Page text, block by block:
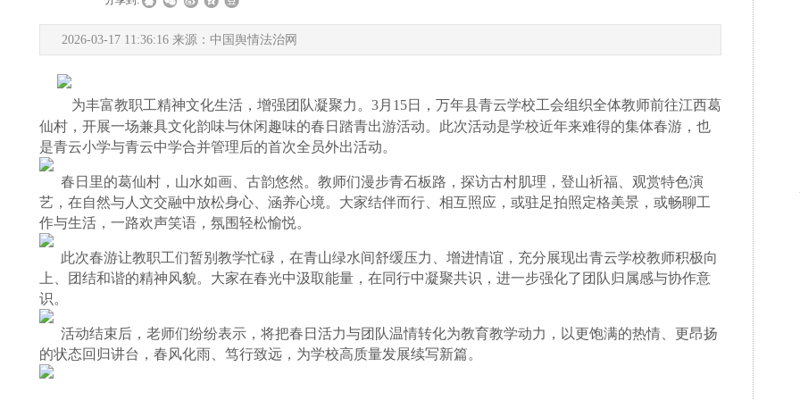
2026-03-17 11:36:16 来源：中国舆情法治网
为丰富教职工精神文化生活，增强团队凝聚力。3月15日，万年县青云学校工会组织全体教师前往江西葛
仙村，开展一场兼具文化韵味与休闲趣味的春日踏青出游活动。此次活动是学校近年来难得的集体春游，也
是青云小学与青云中学合并管理后的首次全员外出活动。
春日里的葛仙村，山水如画、古韵悠然。教师们漫步青石板路，探访古村肌理，登山祈福、观赏特色演
艺，在自然与人文交融中放松身心、涵养心境。大家结伴而行、相互照应，或驻足拍照定格美景，或畅聊工
作与生活，一路欢声笑语，氛围轻松愉悦。
此次春游让教职工们暂别教学忙碌，在青山绿水间舒缓压力、增进情谊，充分展现出青云学校教师积极向
上、团结和谐的精神风貌。大家在春光中汲取能量，在同行中凝聚共识，进一步强化了团队归属感与协作意
识。
活动结束后，老师们纷纷表示，将把春日活力与团队温情转化为教育教学动力，以更饱满的热情、更昂扬
的状态回归讲台，春风化雨、笃行致远，为学校高质量发展续写新篇。